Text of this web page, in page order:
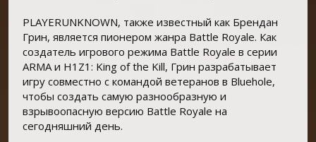
PLAYERUNKNOWN, также известный как Брендан
Грин, является пионером жанра Battle Royale. Как
создатель игрового режима Battle Royale в серии
ARMA и H1Z1: King of the Kill, Грин разрабатывает
игру совместно с командой ветеранов в Bluehole,
чтобы создать самую разнообразную и
взрывоопасную версию Battle Royale на
сегодняшний день.